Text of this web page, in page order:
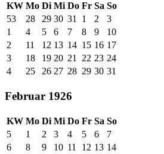
KW Mo Di Mi Do Fr Sa So
53
28 29 30 31 1 2
3
1
4 5 6 7 8 9
10
2
11 12 13 14 15 16 17
3
18 19 20 21 22 23 24
4
25 26 27 28 29 30 31
Februar 1926
KW Mo Di Mi Do Fr Sa So
5
1 2 3 4 5 6
7
6
8 9 10 11 12 13 14